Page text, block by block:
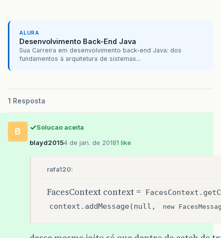
ALURA
Desenvolvimento Back-End Java
Sua Carreira em desenvolvimento back-end Java: dos
fundamentos à arquitetura de sistemas...
1 Resposta
B
Solucao aceita
blayd20154 de jan. de 20181 like
rafa120:
FacesContext context =
context.addMessage(null,
new